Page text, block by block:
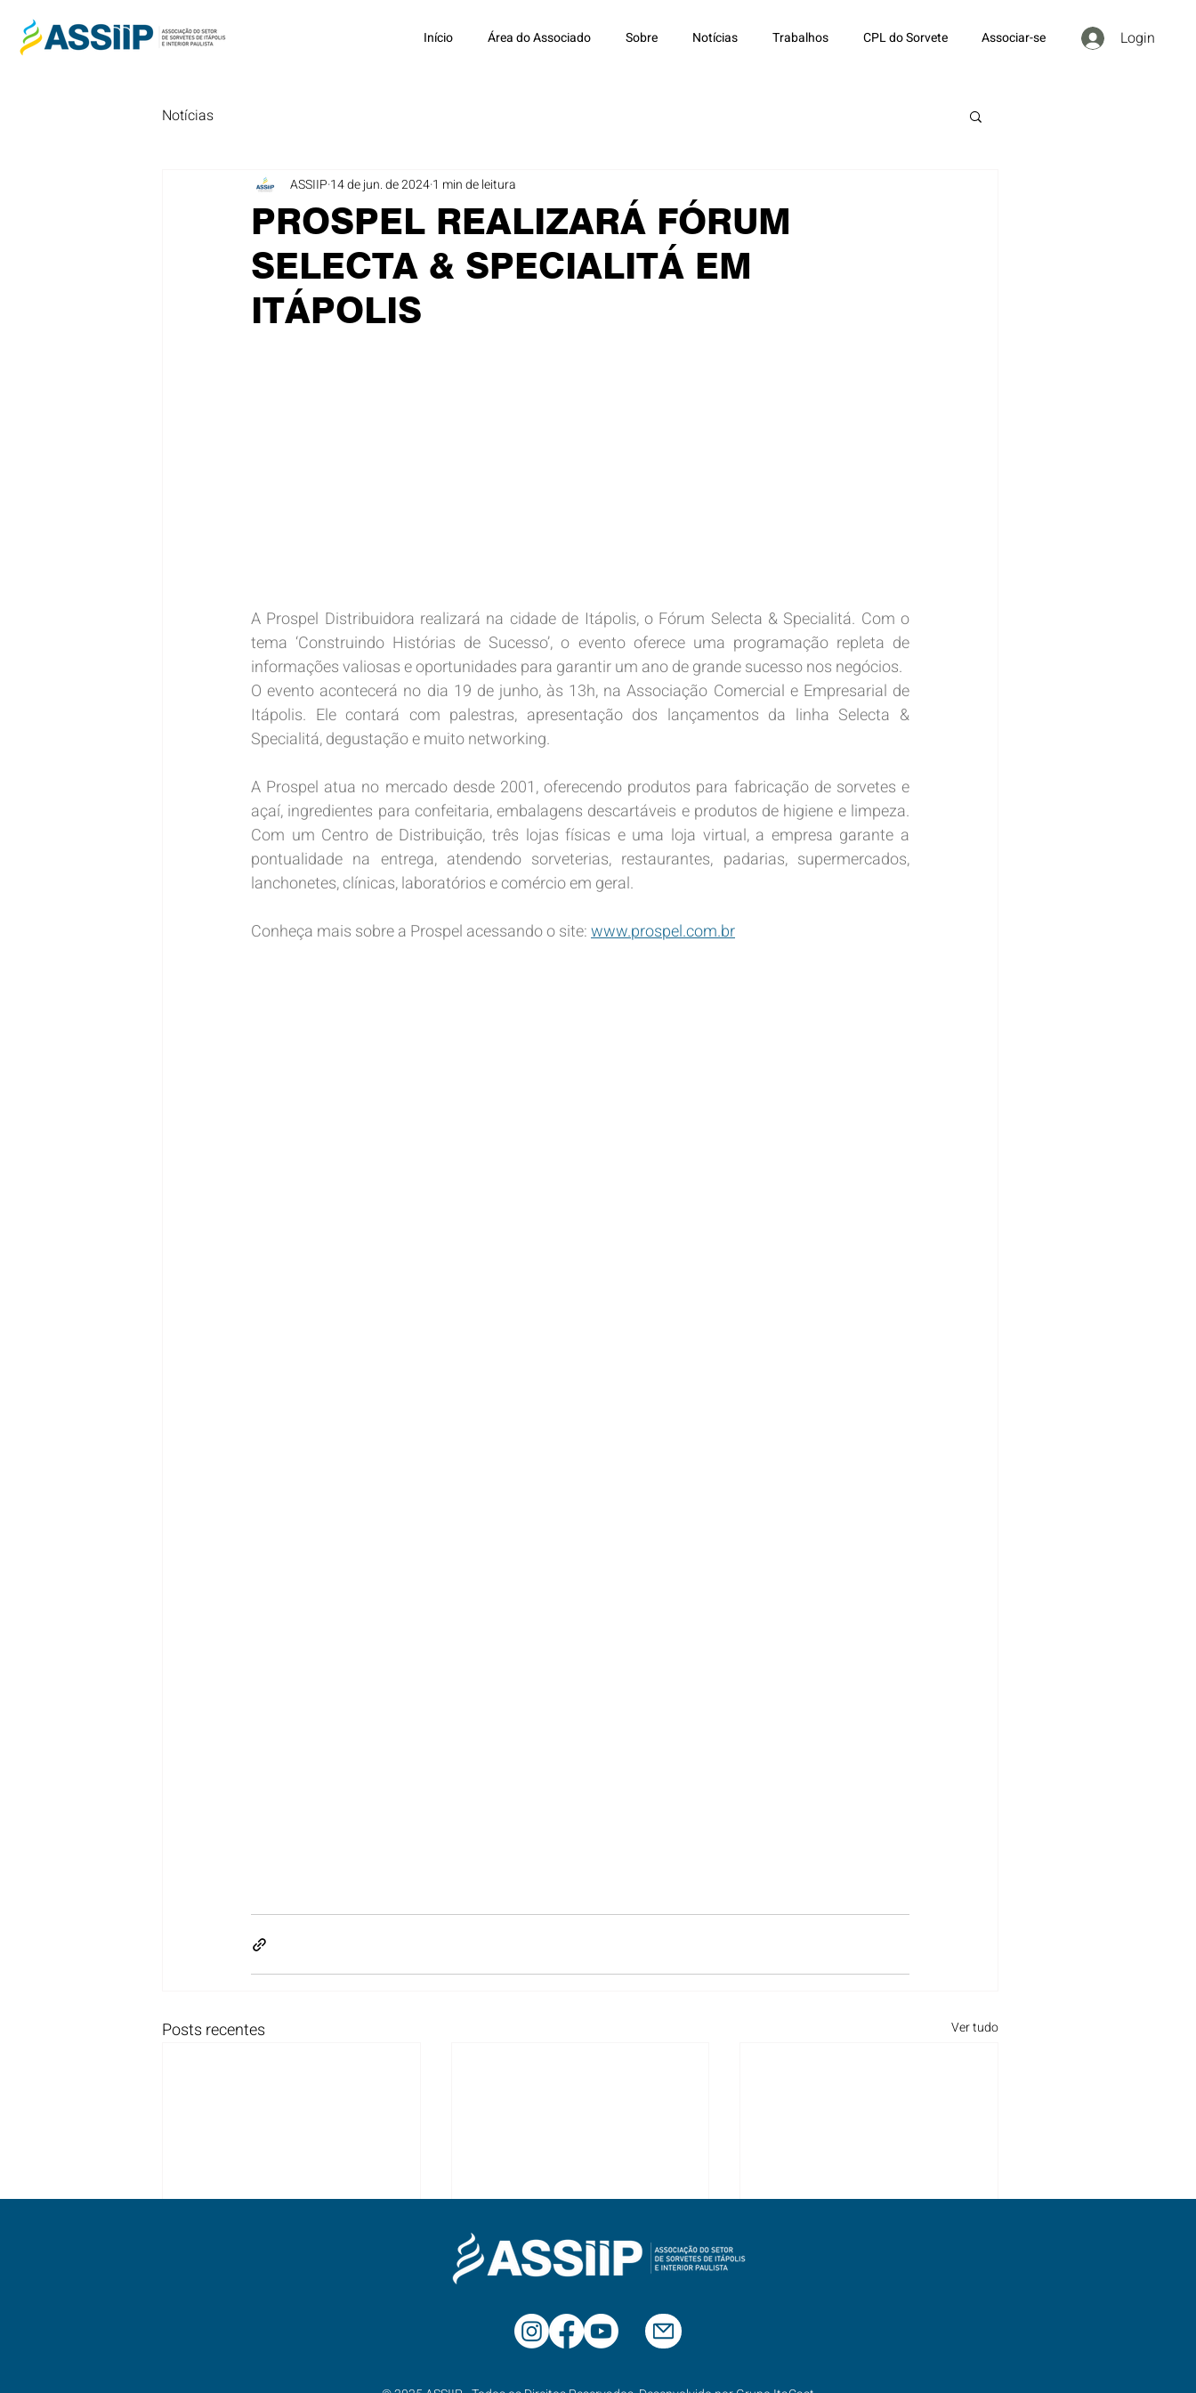
Início Área do Associado Sobre Notícias Trabalhos CPL do Sorvete Associar-se Login
Notícias
PROSPEL REALIZARÁ FÓRUM
SELECTA & SPECIALITÁ EM
ITÁPOLIS
ASSIIP 14 de jun. de 20241 min de leitura
A Prospel Distribuidora realizará na cidade de Itápolis, o Fórum Selecta & Specialitá. Com o
tema ‘Construindo Histórias de Sucesso’, o evento oferece uma programação repleta de
informações valiosas e oportunidades para garantir um ano de grande sucesso nos negócios.
O evento acontecerá no dia 19 de junho, às 13h, na Associação Comercial e Empresarial de
Itápolis. Ele contará com palestras, apresentação dos lançamentos da linha Selecta &
Specialitá, degustação e muito networking.
A Prospel atua no mercado desde 2001, oferecendo produtos para fabricação de sorvetes e
açaí, ingredientes para confeitaria, embalagens descartáveis e produtos de higiene e limpeza.
Com um Centro de Distribuição, três lojas físicas e uma loja virtual, a empresa garante a
pontualidade na entrega, atendendo sorveterias, restaurantes, padarias, supermercados,
lanchonetes, clínicas, laboratórios e comércio em geral.
Conheça mais sobre a Prospel acessando o site: www.prospel.com.br
Posts recentes Ver tudo